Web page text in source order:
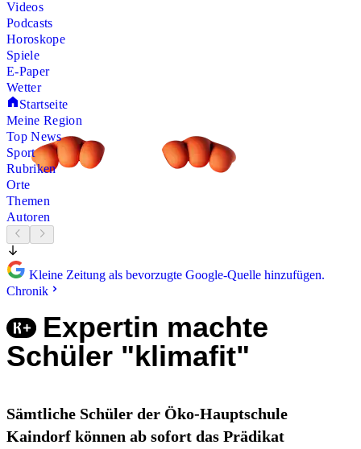
Videos
Podcasts
Horoskope
Spiele
E-Paper
Wetter
Startseite
Meine Region
Top News
Sport
Rubriken
Orte
Themen
Autoren
Kleine Zeitung als bevorzugte Google-Quelle hinzufügen.
Chronik
Expertin machte
Schüler "klimafit"
Sämtliche Schüler der Öko-Hauptschule
Kaindorf können ab sofort das Prädikat